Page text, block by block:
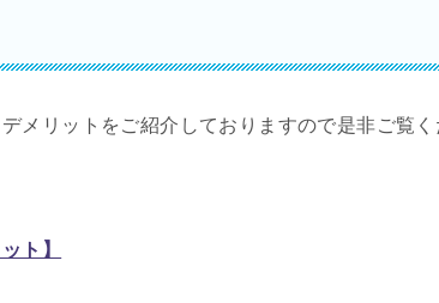
メリットをご紹介しておりますので是非ご覧く
ト】